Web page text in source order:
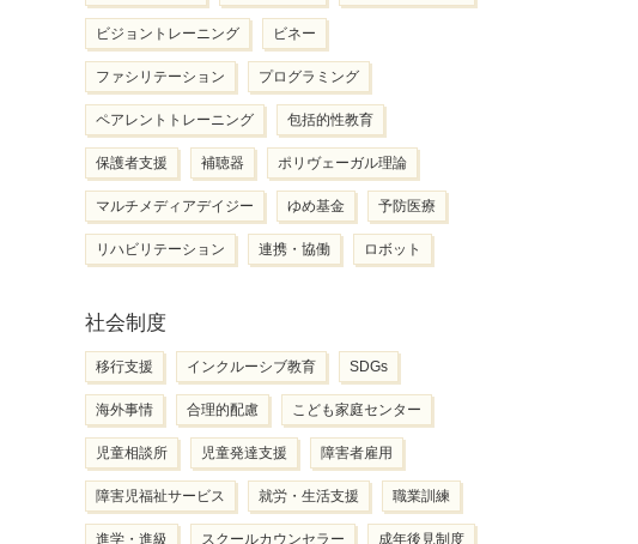
ビジョントレーニング ビネー
ファシリテーション プログラミング
ペアレントトレーニング 包括的性教育
保護者支援 補聴器 ポリヴェーガル理論
マルチメディアデイジー ゆめ基金 予防医療
リハビリテーション 連携・協働 ロボット
社会制度
移行支援 インクルーシブ教育 SDGs
海外事情 合理的配慮 こども家庭センター
児童相談所 児童発達支援 障害者雇用
障害児福祉サービス 就労・生活支援 職業訓練
進学・進級 スクールカウンセラー 成年後見制度